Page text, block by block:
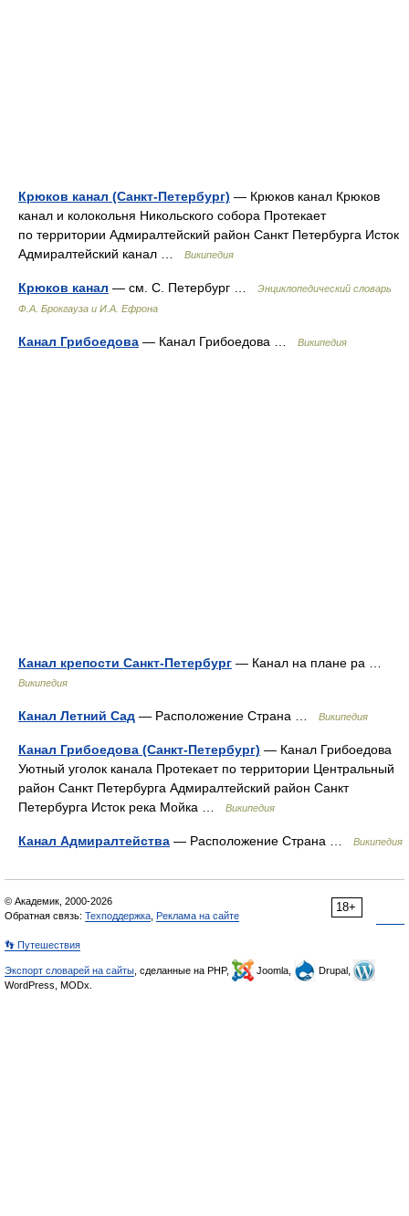
Крюков канал (Санкт-Петербург) — Крюков канал Крюков
канал и колокольня Никольского собора Протекает
по территории Адмиралтейский район Санкт Петербурга Исток
Адмиралтейский канал …
Википедия
Крюков канал — см. С. Петербург …
Энциклопедический словарь
Ф.А. Брокгауза и И.А. Ефрона
Канал Грибоедова — Канал Грибоедова … Википедия
Канал крепости Санкт-Петербург — Канал на плане ра …
Википедия
Канал Летний Сад — Расположение Страна … Википедия
Канал Грибоедова (Санкт-Петербург) — Канал Грибоедова
Уютный уголок канала Протекает по территории Центральный
район Санкт Петербурга Адмиралтейский район Санкт
Петербурга Исток река Мойка …
Википедия
Канал Адмиралтейства — Расположение Страна … Википедия
18+
© Академик, 2000-2026
Обратная связь: Техподдержка Реклама на сайте
👣 Путешествия
Экспорт словарей на сайты , сделанные на PHP, Joomla,
Drupal,
WordPress, MODx.